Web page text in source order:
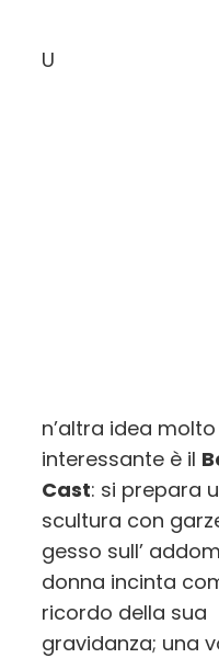
U
n’altra idea molto
interessante è il
Cast: si prepara
scultura con
gesso sull’
donna incinta
ricordo della sua
gravidanza; una